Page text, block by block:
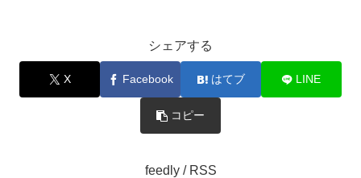
シェアする
X Facebook はてブ LINE
コピー
feedly / RSS